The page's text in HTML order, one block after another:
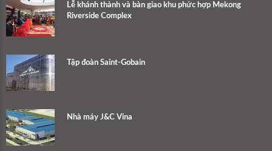
Lễ khánh thành và bàn giao khu phức hợp Mekong
Riverside Complex
Tập đoàn Saint-Gobain
Nhà máy J&C Vina